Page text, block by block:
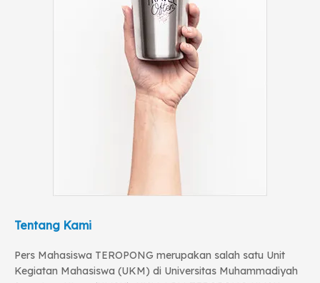
Tentang Kami
Pers Mahasiswa TEROPONG merupakan salah satu Unit
Kegiatan Mahasiswa (UKM) di Universitas Muhammadiyah